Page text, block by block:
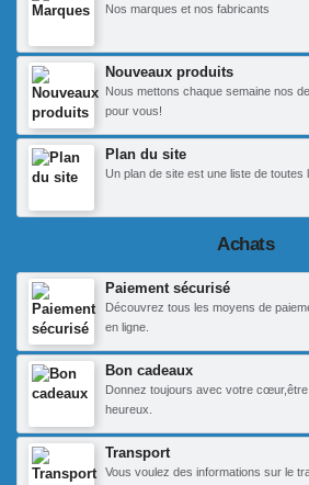
Nos marques et nos fabricants
Nouveaux produits
Nous mettons chaque semaine nos
pour vous!
Plan du site
Un plan de site est une liste de toutes
Achats
Paiement sécurisé
Découvrez tous les moyens de
en ligne.
Bon cadeaux
Donnez toujours avec votre
heureux.
Transport
Vous voulez des informations sur le